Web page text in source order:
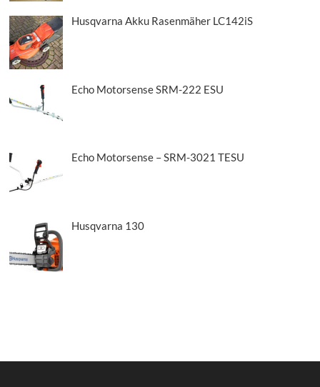
Husqvarna Akku Rasenmäher LC142iS
Echo Motorsense SRM-222 ESU
Echo Motorsense – SRM-3021 TESU
Husqvarna 130